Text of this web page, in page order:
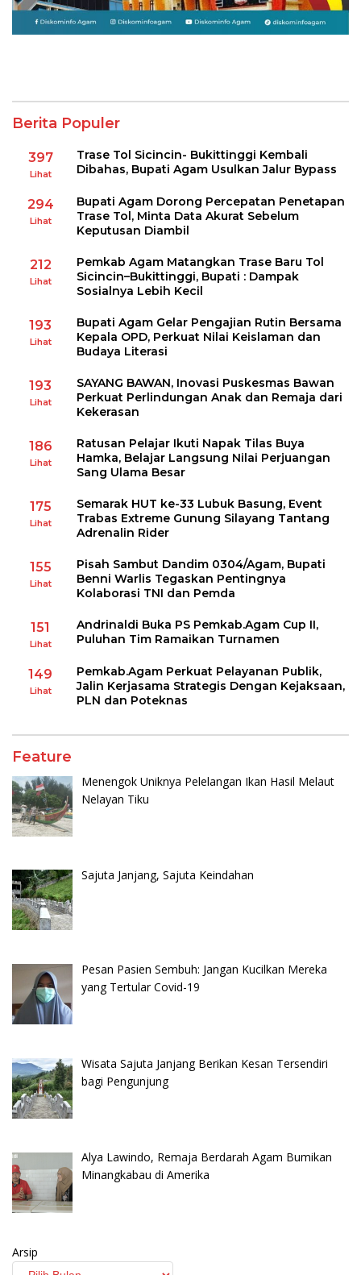
Berita Populer
397
Lihat
Trase Tol Sicincin- Bukittinggi Kembali
Dibahas, Bupati Agam Usulkan Jalur Bypass
294
Lihat
Bupati Agam Dorong Percepatan Penetapan
Trase Tol, Minta Data Akurat Sebelum
Keputusan Diambil
212
Lihat
Pemkab Agam Matangkan Trase Baru Tol
Sicincin–Bukittinggi, Bupati : Dampak
Sosialnya Lebih Kecil
193
Lihat
Bupati Agam Gelar Pengajian Rutin Bersama
Kepala OPD, Perkuat Nilai Keislaman dan
Budaya Literasi
193
Lihat
SAYANG BAWAN, Inovasi Puskesmas Bawan
Perkuat Perlindungan Anak dan Remaja dari
Kekerasan
186
Lihat
Ratusan Pelajar Ikuti Napak Tilas Buya
Hamka, Belajar Langsung Nilai Perjuangan
Sang Ulama Besar
175
Lihat
Semarak HUT ke-33 Lubuk Basung, Event
Trabas Extreme Gunung Silayang Tantang
Adrenalin Rider
155
Lihat
Pisah Sambut Dandim 0304/Agam, Bupati
Benni Warlis Tegaskan Pentingnya
Kolaborasi TNI dan Pemda
151
Lihat
Andrinaldi Buka PS Pemkab.Agam Cup II,
Puluhan Tim Ramaikan Turnamen
149
Lihat
Pemkab.Agam Perkuat Pelayanan Publik,
Jalin Kerjasama Strategis Dengan Kejaksaan,
PLN dan Poteknas
Feature
Menengok Uniknya Pelelangan Ikan Hasil Melaut
Nelayan Tiku
Sajuta Janjang, Sajuta Keindahan
Pesan Pasien Sembuh: Jangan Kucilkan Mereka
yang Tertular Covid-19
Wisata Sajuta Janjang Berikan Kesan Tersendiri
bagi Pengunjung
Alya Lawindo, Remaja Berdarah Agam Bumikan
Minangkabau di Amerika
Arsip